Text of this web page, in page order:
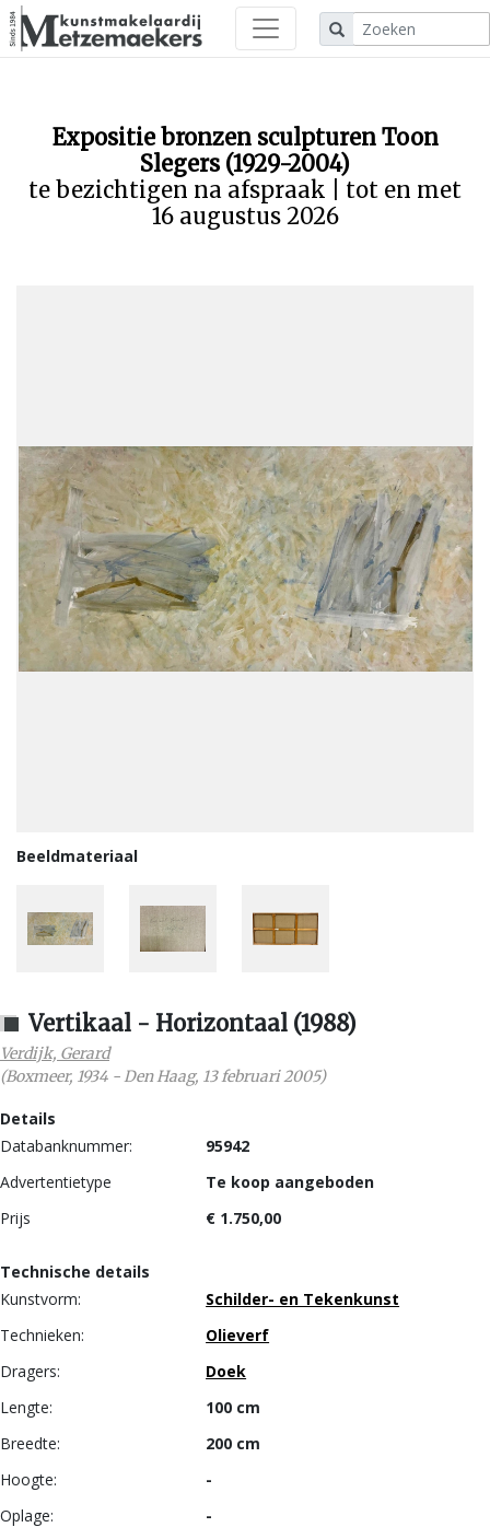
Expositie bronzen sculpturen Toon
Slegers (1929-2004)
te bezichtigen na afspraak | tot en met
16 augustus 2026
Beeldmateriaal
Vertikaal - Horizontaal (1988)
Verdijk, Gerard
(Boxmeer, 1934 -Den Haag, 13 februari 2005)
Details
Databanknummer:
95942
Advertentietype
Te koop aangeboden
Prijs
€ 1.750,00
Technische details
Kunstvorm:
Schilder- en Tekenkunst
Technieken:
Olieverf
Dragers:
Doek
Lengte:
100 cm
Breedte:
200 cm
Hoogte:
-
Oplage:
-